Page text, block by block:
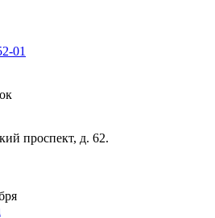
01
проспект, д. 62.